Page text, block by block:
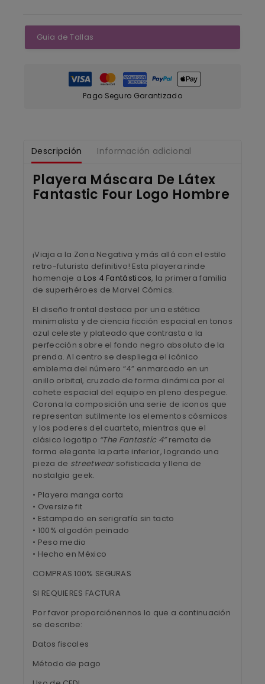
Guia de Tallas
Pago Seguro Garantizado
Descripción Información adicional
Playera Máscara De Látex
Fantastic Four Logo Hombre
¡Viaja a la Zona Negativa y más allá con el estilo
retro-futurista definitivo! Esta playera rinde
homenaje a Los 4 Fantásticos, la primera familia
de superhéroes de Marvel Cómics.
El diseño frontal destaca por una estética
minimalista y de ciencia ficción espacial en tonos
azul celeste y plateado que contrasta a la
perfección sobre el fondo negro absoluto de la
prenda. Al centro se despliega el icónico
emblema del número “4” enmarcado en un
anillo orbital, cruzado de forma dinámica por el
cohete espacial del equipo en pleno despegue.
Corona la composición una serie de iconos que
representan sutilmente los elementos cósmicos
y los poderes del cuarteto, mientras que el
clásico logotipo “The Fantastic 4”remata de
forma elegante la parte inferior, logrando una
pieza de streetwearsofisticada y llena de
nostalgia geek.
• Playera manga corta
• Oversize fit
• Estampado en serigrafía sin tacto
• 100% algodón peinado
• Peso medio
• Hecho en México
COMPRAS 100% SEGURAS
SI REQUIERES FACTURA
Por favor proporciónennos lo que a continuación
se describe:
Datos fiscales
Método de pago